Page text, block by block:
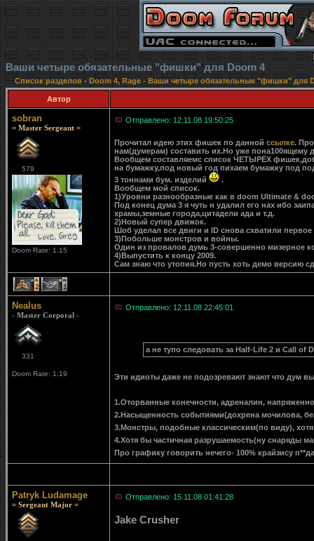
Ваши четыре обязательные "фишки" для Doom 4
Список разделов- Doom 4, Rage-Ваши четыре обязательные "фишки" для
Автор
sobran
= Master Sergeant =
579
Doom Rate: 1.15
Отправлено: 12.11.08 19:50:25
Прочитал идею этих фишек по данной ссылке.
нам(думерам) составить их.Но уже пона100ящему
Вообщем составляемс список ЧЕТЫРЁХ
на бумажку,под новый год пихаем бумажку под
3 тоннами бум. изделий
.
Вообщем мой список.
1)Уровни разнообразные как в doom Ultimate &
Под конец дума 3 я чуть н удалил его нах ибо
храмы,земные города,цитадели ада и т.д.
2)Новый супер движок.
Шоб уделал все двиги и ID снова схватили
3)Побольше монстров и войны.
Один из провалов думь 3-совершенно
4)Выпустить к концу 2009.
Сам знаю что утопия.Но пусть хоть демо версию
2 1
Nealus
- Master Corporal -
331
Doom Rate: 1.19
Отправлено: 12.11.08 22:45:01
а не тупо следовать за Half-Life 2 и Call of
Эти идиоты даже не подозревают знают что дум
1.Оторванные конечности, адреналин,
2.Насыщенность событиями(дохрена мочилова,
3.Монстры, подобные классическим(по виду),
4.Хотя бы частичная разрушаемость(ну снаряды
Про графику говорить нечего- 100% крайзису п**да
Patryk Ludamage
= Sergeant Major =
Отправлено: 15.11.08 01:41:28
Jake Crusher